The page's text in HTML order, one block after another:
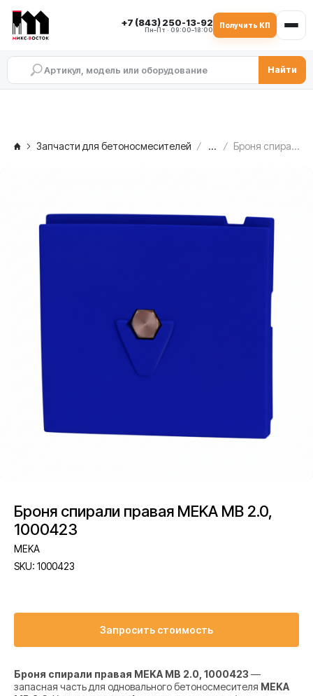
+7 (843) 250-13-92
Пн–Пт · 09:00–18:00
Получить КП
Найти
Запчасти для бетоносмесителей ... Броня спирали правая MEKA MB 2.0, 1000423
Броня спирали правая MEKA MB 2.0,
1000423
MEKA
SKU: 1000423
Запросить стоимость
Броня спирали правая MEKA MB 2.0, 1000423 —
запасная часть для одновального бетоносмесителя MEKA